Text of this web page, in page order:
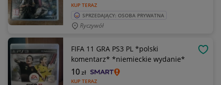
KUP TERAZ
SPRZEDAJĄCY: OSOBA PRYWATNA
Ryczywół
FIFA 11 GRA PS3 PL *polski
komentarz* *niemieckie wydanie*
KUP TERAZ
10zł